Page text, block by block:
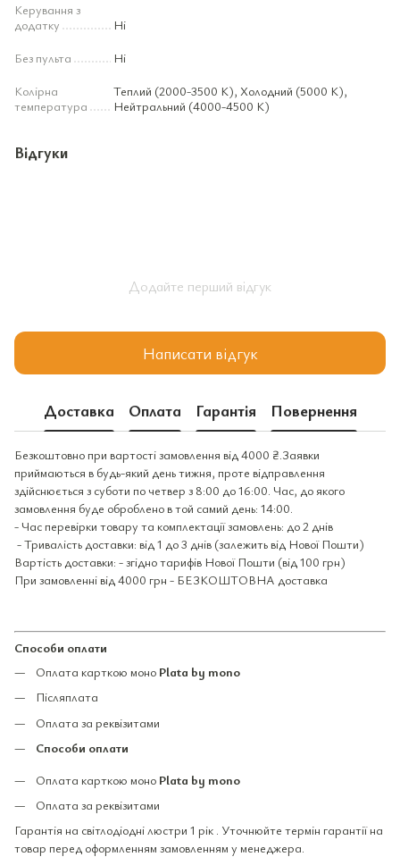
Керування з
додатку
Ні
Без пульта
Ні
Колірна
температура
Теплий (2000-3500 К), Холодний (5000 К),
Нейтральний (4000-4500 К)
Відгуки
Додайте перший відгук
Написати відгук
Доставка Оплата Гарантія Повернення
Безкоштовно при вартості замовлення від 4000 ₴.Заявки
приймаються в будь-який день тижня, проте відправлення
здійснюється з суботи по четвер з 8:00 до 16:00. Час, до якого
замовлення буде оброблено в той самий день: 14:00.
- Час перевірки товару та комплектації замовлень: до 2 днів
- Тривалість доставки: від 1 до 3 днів (залежить від Нової Пошти)
Вартість доставки: - згідно тарифів Нової Пошти (від 100 грн)
При замовленні від 4000 грн - БЕЗКОШТОВНА доставка
Способи оплати
Оплата карткою моно Plata by mono
Післяплата
Оплата за реквізитами
Способи оплати
Оплата карткою моно Plata by mono
Оплата за реквізитами
Гарантія на світлодіодні люстри 1 рік . Уточнюйте термін гарантії на
товар перед оформленням замовленням у менеджера.